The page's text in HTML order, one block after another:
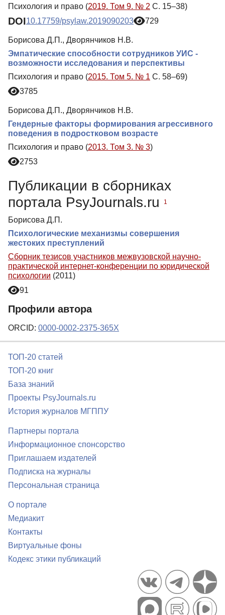
Психология и право (2019. Том 9. № 2 С. 15–38)
DOI10.17759/psylaw.2019090203 729
Борисова Д.П., Дворянчиков Н.В.
Эмпатические способности сотрудников УИС -
возможности исследования и перспективы
Психология и право (2015. Том 5. № 1 С. 58–69)
3785
Борисова Д.П., Дворянчиков Н.В.
Гендерные факторы формирования агрессивного
поведения в подростковом возрасте
Психология и право (2013. Том 3. № 3)
2753
Публикации в сборниках
портала PsyJournals.ru
1
Борисова Д.П.
Психологические механизмы совершения
жестоких преступлений
Сборник тезисов участников межвузовской научно-
практической интернет-конференции по юридической
психологии (2011)
91
Профили автора
ORCID: 0000-0002-2375-365X
ТОП-20 статей
ТОП-20 книг
База знаний
Проекты PsyJournals.ru
История журналов МГППУ
Партнеры портала
Информационное спонсорство
Приглашаем издателей
Подписка на журналы
Персональная страница
О портале
Медиакит
Контакты
Виртуальные фоны
Кодекс этики публикаций